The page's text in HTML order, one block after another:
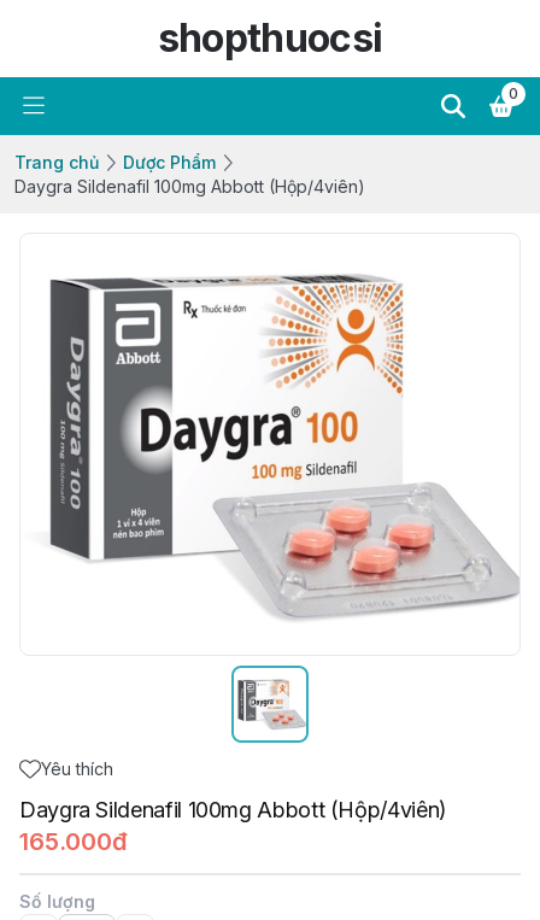
shopthuocsi
0
Trang chủ
Dược Phẩm
Daygra Sildenafil 100mg Abbott (Hộp/4viên)
Yêu thích
Daygra Sildenafil 100mg Abbott (Hộp/4viên)
165.000đ
Số lượng